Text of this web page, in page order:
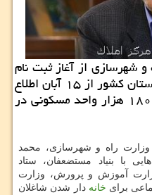
شهرسازی از آغاز ثبت نام
طرح اقدام ملی مسكن در ۱۰ استان كشور از ۱۵ آبان اطلاع
داد و اظهار داشت: راه اندازی ۱۸۰ هزار واحد مسكونی در
راه و شهرسازی، محمد
با بنیاد مستضعفان، ستاد
آموزش و پرورش، وزارت
برای خانه دار شدن شاغلان